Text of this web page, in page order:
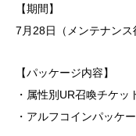
【期間】
7月28日（メンテナン
【パッケージ内容】
・属性別UR召喚チケッ
・アルフコインパッケ